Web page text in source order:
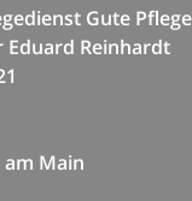
Gute
Reinhardt
Main